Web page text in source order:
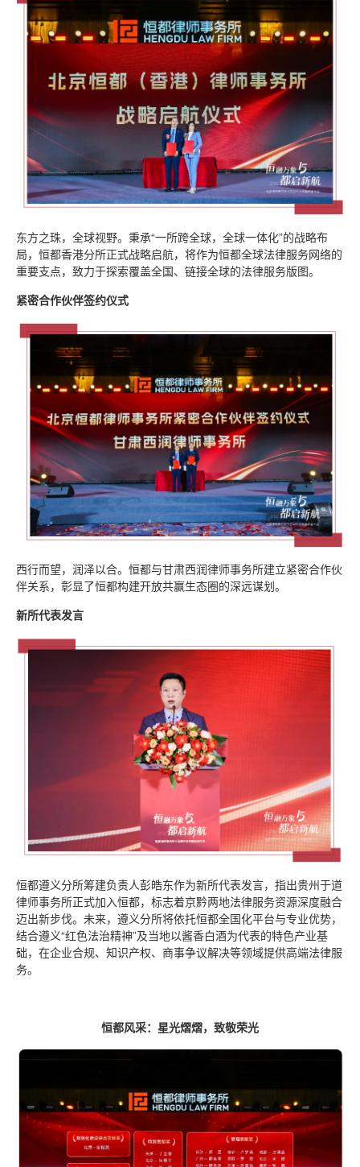
东方之珠，全球视野。秉承“一所跨全球，全球一体化”的战略布
局，恒都香港分所正式战略启航，将作为恒都全球法律服务网络的
重要支点，致力于探索覆盖全国、链接全球的法律服务版图。
紧密合作伙伴签约仪式
西行而望，润泽以合。恒都与甘肃西润律师事务所建立紧密合作伙
伴关系，彰显了恒都构建开放共赢生态圈的深远谋划。
新所代表发言
恒都遵义分所筹建负责人彭皓东作为新所代表发言，指出贵州于道
律师事务所正式加入恒都，标志着京黔两地法律服务资源深度融合
迈出新步伐。未来，遵义分所将依托恒都全国化平台与专业优势，
结合遵义“红色法治精神”及当地以酱香白酒为代表的特色产业基
础，在企业合规、知识产权、商事争议解决等领域提供高端法律服
务。
恒都风采：星光熠熠，致敬荣光